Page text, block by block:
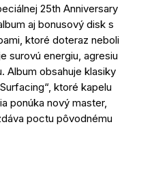
25th Anniversary
aj bonusový disk s
ktoré doteraz neboli
surovú energiu, agresiu
Album obsahuje klasiky
ktoré kapelu
ponúka nový master,
poctu pôvodnému